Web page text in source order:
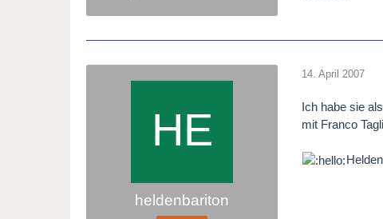
heldenbariton
14. April 2007
Ich habe sie
mit Franco